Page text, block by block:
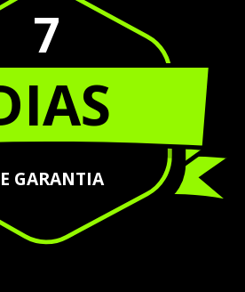
7
GARANTIA